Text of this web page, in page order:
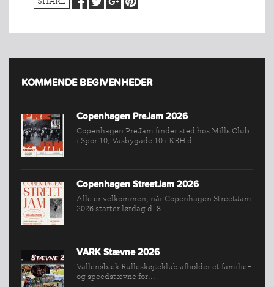
INDMELDELSE
NYHEDER
FIND
KLUB
FORBUNDET
VÆRKTØJSKASSEN
KOMMENDE BEGIVENHEDER
Copenhagen PreJam 2026
Copenhagen PreJam finder sted hos Mills Club
i Spor 10, Vasbygade 10 i KBH d....
Copenhagen StreetJam 2026
Alle er velkommen, når Copenhagen StreetJam
2026 starter lørdag d. 8....
VARK Stævne 2026
Vallensbæk Rulleskøjteklub afholder et familie-
og speedstævne for...